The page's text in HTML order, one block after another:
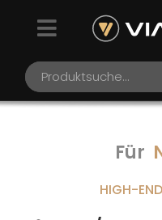
Für
HIGH-END